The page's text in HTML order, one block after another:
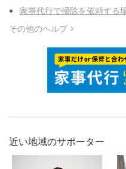
家事代行で掃除を依頼する
その他のヘルプ
近い地域のサポーター